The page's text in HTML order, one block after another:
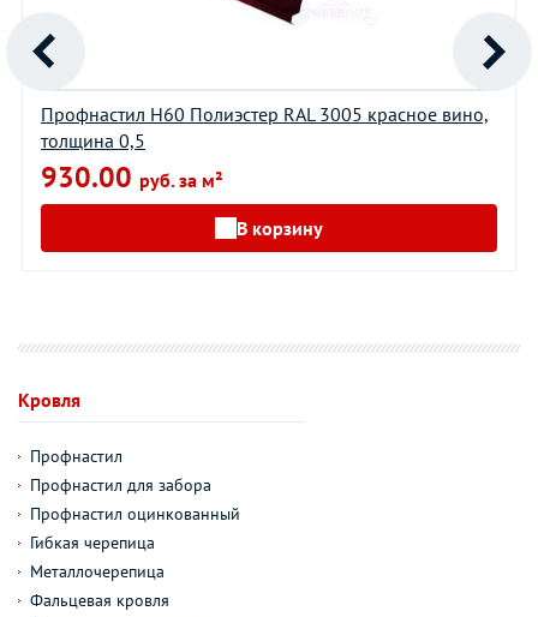
Профнастил Н60 Полиэстер RAL 3005 красное вино,
толщина 0,5
930.00 руб. за м²
В корзину
Кровля
Профнастил
Профнастил для забора
Профнастил оцинкованный
Гибкая черепица
Металлочерепица
Фальцевая кровля